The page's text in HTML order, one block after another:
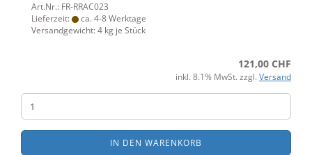
Art.Nr.: FR-RRAC023
Lieferzeit:
ca. 4-8 Werktage
Versandgewicht:4 kg je Stück
121,00 CHF
inkl. 8.1% MwSt. zzgl. Versand
IN DEN WARENKORB